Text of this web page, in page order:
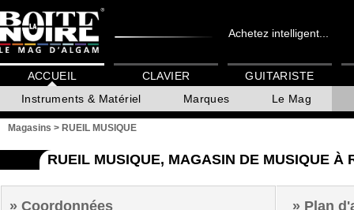
Achetez intelligent...
ACCUEIL
Instruments & Matériel
Marques Le Mag
CLAVIER GUITARISTE
Magasins > RUEIL MUSIQUE
RUEIL MUSIQUE, MAGASIN DE MUSIQUE À
Coordonnées Plan